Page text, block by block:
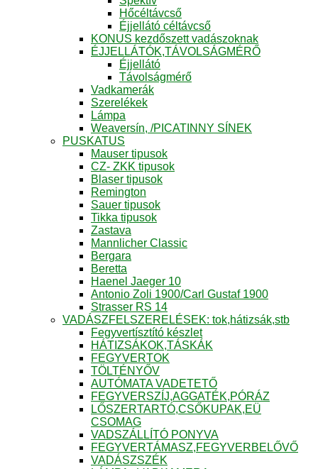
Hőcéltávcső
Éjjellátó céltávcső
KONUS kezdőszett vadászoknak
ÉJJELLÁTÓK,TÁVOLSÁGMÉRŐ
Éjjellátó
Távolságmérő
Vadkamerák
Szerelékek
Lámpa
Weaversín, /PICATINNY SÍNEK
PUSKATUS
Mauser tipusok
CZ- ZKK tipusok
Blaser tipusok
Remington
Sauer tipusok
Tikka tipusok
Zastava
Mannlicher Classic
Bergara
Beretta
Haenel Jaeger 10
Antonio Zoli 1900/Carl Gustaf 1900
Strasser RS 14
VADÁSZFELSZERELÉSEK: tok,hátizsák,stb
Fegyvertísztító készlet
HÁTIZSÁKOK,TÁSKÁK
FEGYVERTOK
TÖLTÉNYŐV
AUTÓMATA VADETETŐ
FEGYVERSZÍJ,AGGATÉK,PÓRÁZ
LŐSZERTARTÓ,CSŐKUPAK,EÜ
CSOMAG
VADSZÁLLÍTÓ PONYVA
FEGYVERTÁMASZ,FEGYVERBELŐVŐ
VADÁSZSZÉK